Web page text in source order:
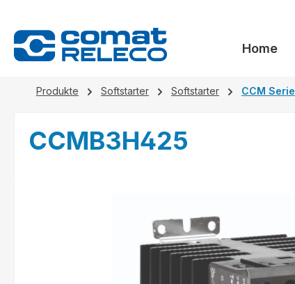
Home
Produkte Softstarter Softstarter CCM Serie
CCMB3H425